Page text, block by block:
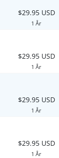
$29.95 USD
1 År
$29.95 USD
1 År
$29.95 USD
1 År
$29.95 USD
1 År